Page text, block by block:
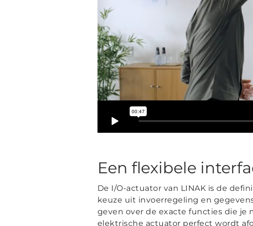
Een flexibele
De I/O-actuator van LINAK is de
keuze uit invoerregeling en
geven over de exacte functies die
elektrische actuator perfect wordt